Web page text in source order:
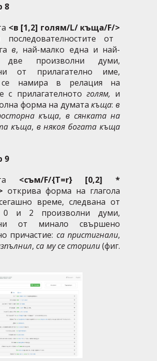
8
<в [1,2] голям/L/ къща/F/>
последователностите от
в, най-малко една и най-
две произволни думи,
от прилагателно име,
се намира в релация на
с прилагателното голям, и
форма на думатакъща:в
къща, в сянката на
къща, в някоя богата къща
9
<съм/F/{T=r} [0,2] *
открива форма на глагола
време, следвана от
0 и 2 произволни думи,
от минало свършено
причастие: са пристигнали,
,са му се сторили(фиг.